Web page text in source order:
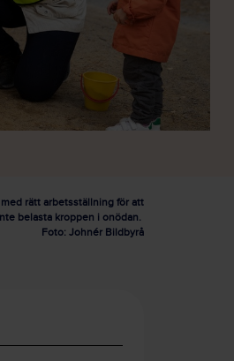
rätt arbetsställning för att
belasta kroppen i onödan.
Foto: Johnér Bildbyrå